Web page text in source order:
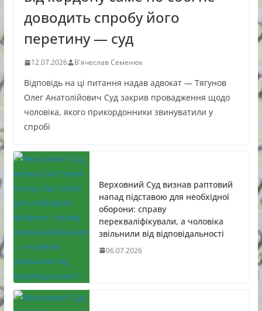
доводить спробу його
перетину — суд
12.07.2026 В'ячеслав Семенюк
Відповідь на ці питання надав адвокат — Тягунов
Олег Анатолійович Суд закрив провадження щодо
чоловіка, якого прикордонники звинуватили у
спробі
Верховний Суд визнав раптовий
напад підставою для необхідної
оборони: справу
перекваліфікували, а чоловіка
звільнили від відповідальності
06.07.2026